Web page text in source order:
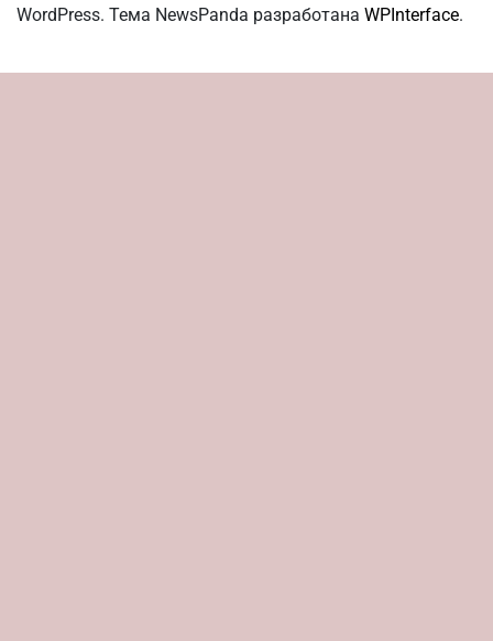
WordPress. Тема NewsPanda разработана WPInterface.